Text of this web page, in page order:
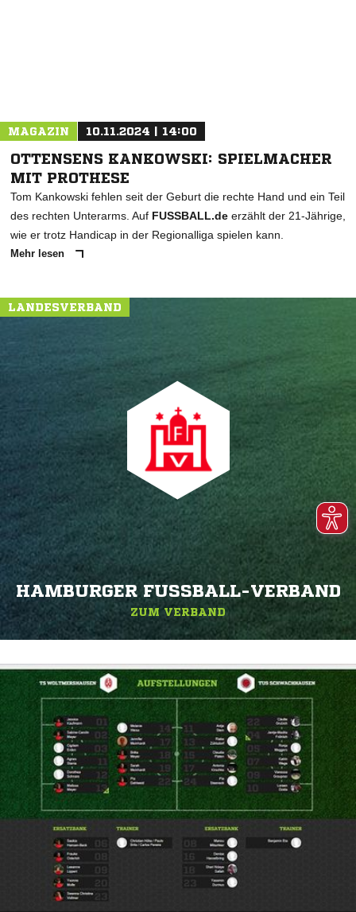
MAGAZIN 10.11.2024 | 14:00
OTTENSENS KANKOWSKI: SPIELMACHER
MIT PROTHESE
Tom Kankowski fehlen seit der Geburt die rechte Hand und ein Teil
des rechten Unterarms. Auf FUSSBALL.de erzählt der 21-Jährige,
wie er trotz Handicap in der Regionalliga spielen kann.
Mehr lesen
LANDESVERBAND
HAMBURGER FUSSBALL-VERBAND
ZUM VERBAND